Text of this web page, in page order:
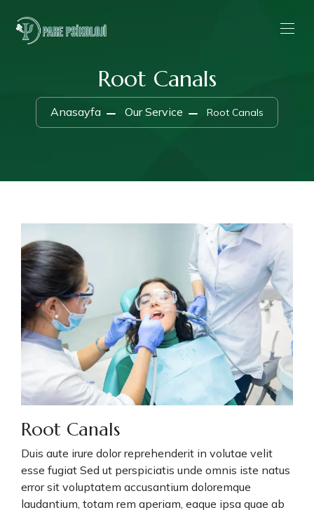
Root Canals
Anasayfa Our Service Root Canals
Root Canals
Duis aute irure dolor reprehenderit in volutae velit
esse fugiat Sed ut perspiciatis unde omnis iste natus
error sit voluptatem accusantium doloremque
laudantium, totam rem aperiam, eaque ipsa quae ab